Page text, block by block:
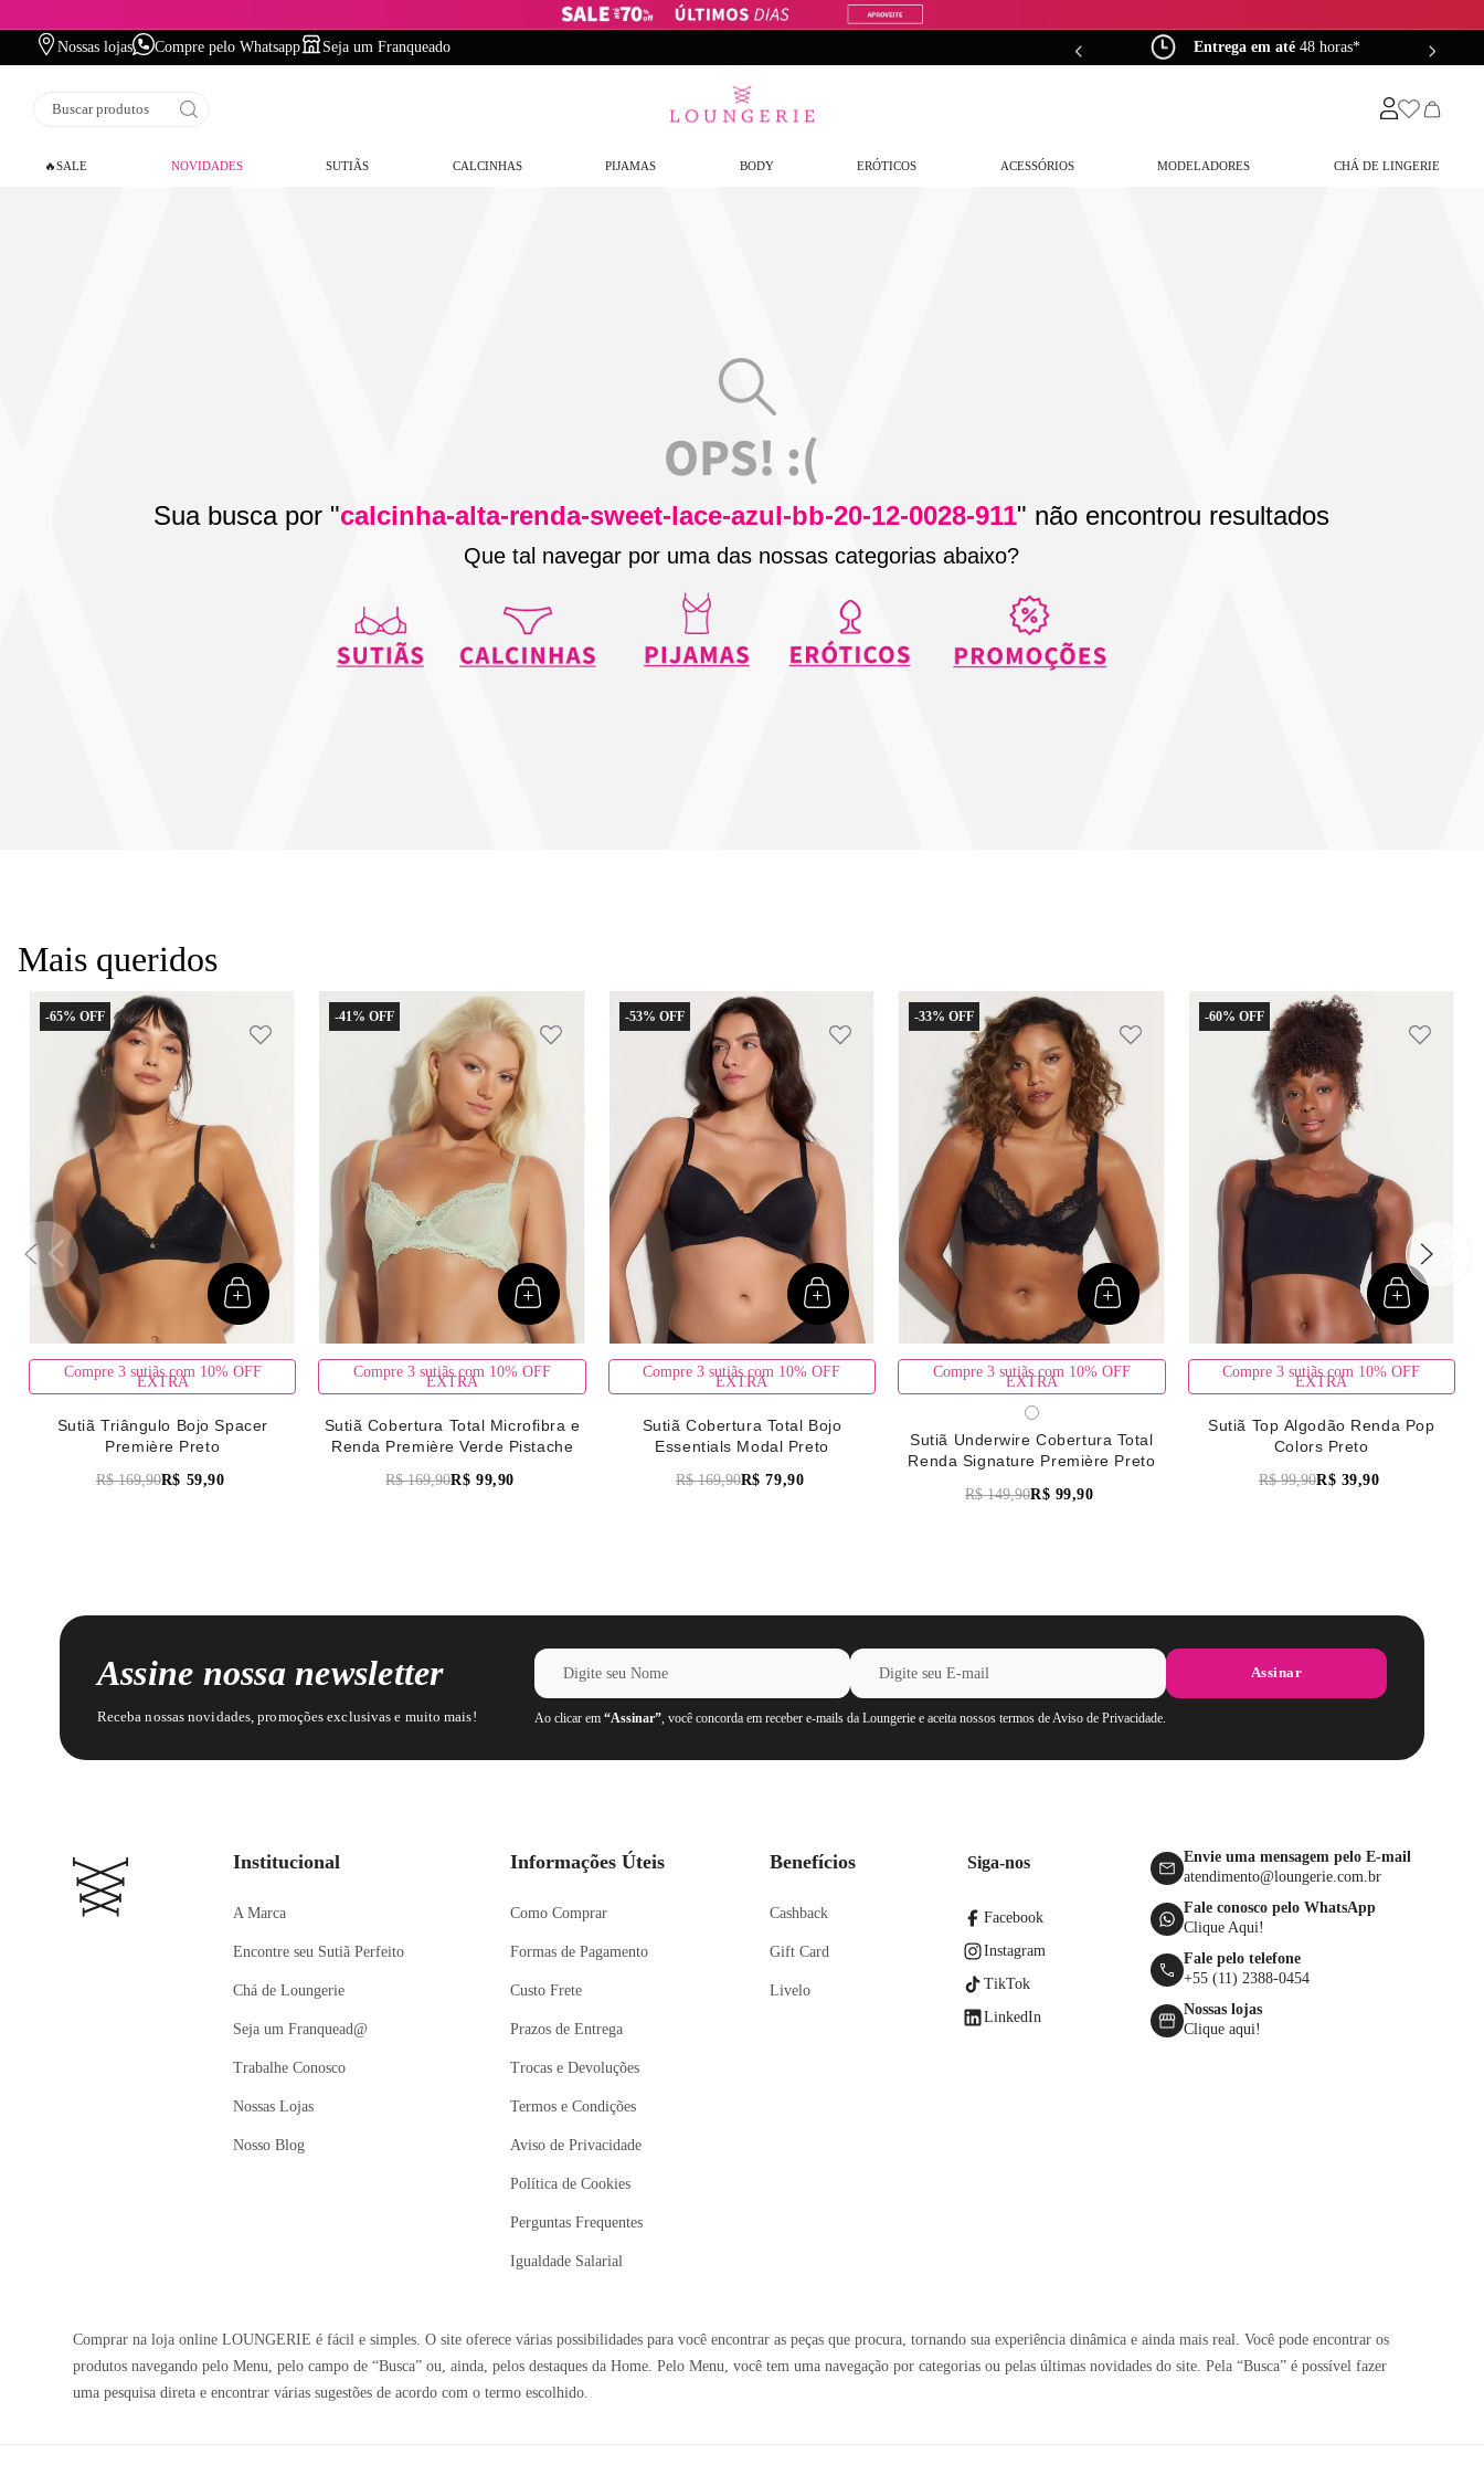
Nossas lojas Compre pelo Whatsapp Seja um Franqueado Entrega em até 48 horas*
Buscar produtos
🔥SALE NOVIDADES SUTIÃS CALCINHAS PIJAMAS BODY ERÓTICOS ACESSÓRIOS MODELADORES CHÁ DE LINGERIE
Sua busca por "calcinha-alta-renda-sweet-lace-azul-bb-20-12-0028-911" não encontrou resultados
Que tal navegar por uma das nossas categorias abaixo?
Mais queridos
-65%
Compre 3 sutiãs com 10% OFF
EXTRA
Sutiã Triângulo Bojo Spacer
Première Preto
R$ 169,90R$ 59,90
-41%
Compre 3 sutiãs com 10% OFF
EXTRA
Sutiã Cobertura Total Microfibra e
Renda Première Verde Pistache
R$ 169,90R$ 99,90
-53%
Compre 3 sutiãs com 10% OFF
EXTRA
Sutiã Cobertura Total Bojo
Essentials Modal Preto
R$ 169,90R$ 79,90
-33%
Compre 3 sutiãs com 10% OFF
EXTRA
Sutiã Underwire Cobertura Total
Renda Signature Première Preto
R$ 149,90R$ 99,90
-60%
Compre 3 sutiãs com 10% OFF
EXTRA
Sutiã Top Algodão Renda Pop
Colors Preto
R$ 99,90R$ 39,90
Assine nossa newsletter
Receba nossas novidades, promoções exclusivas e muito mais!
Assinar
Ao clicar em “Assinar”, você concorda em receber e-mails da Loungerie e aceita nossos termos de Aviso de Privacidade.
Institucional
A Marca
Encontre seu Sutiã Perfeito
Chá de Loungerie
Seja um Franquead@
Trabalhe Conosco
Nossas Lojas
Nosso Blog
Informações Úteis
Como Comprar
Formas de Pagamento
Custo Frete
Prazos de Entrega
Trocas e Devoluções
Termos e Condições
Aviso de Privacidade
Política de Cookies
Perguntas Frequentes
Igualdade Salarial
Benefícios
Cashback
Gift Card
Livelo
Siga-nos
Facebook
Instagram
TikTok
LinkedIn
Envie uma mensagem pelo E-mail
atendimento@loungerie.com.br
Fale conosco pelo WhatsApp
Clique Aqui!
Fale pelo telefone
+55 (11) 2388-0454
Nossas lojas
Clique aqui!
Comprar na loja online LOUNGERIE é fácil e simples. O site oferece várias possibilidades para você encontrar as peças que procura, tornando sua experiência dinâmica e ainda mais real. Você pode encontrar os
produtos navegando pelo Menu, pelo campo de “Busca” ou, ainda, pelos destaques da Home. Pelo Menu, você tem uma navegação por categorias ou pelas últimas novidades do site. Pela “Busca” é possível fazer
uma pesquisa direta e encontrar várias sugestões de acordo com o termo escolhido.